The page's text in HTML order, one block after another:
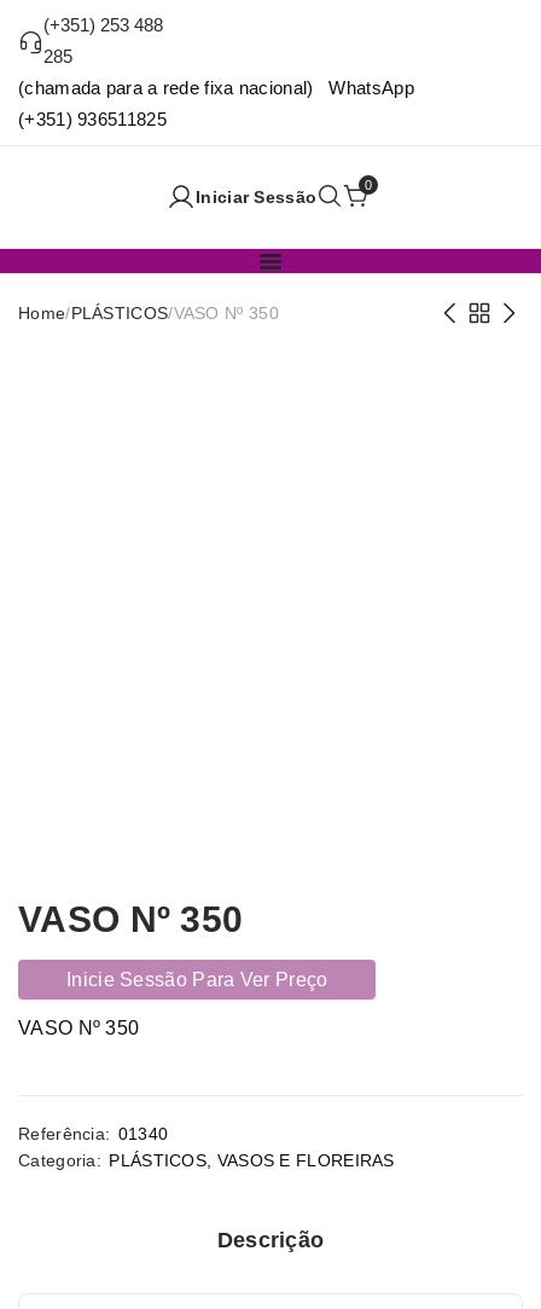
(+351) 253 488
285
(chamada para a rede fixa nacional) WhatsApp
(+351) 936511825
Iniciar Sessão
0
Home/PLÁSTICOS/VASO Nº 350
VASO Nº 350
Inicie Sessão Para Ver Preço
VASO Nº 350
Referência: 01340
Categoria: PLÁSTICOS VASOS E FLOREIRAS
Descrição